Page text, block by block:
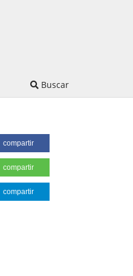
Buscar
compartir
compartir
compartir